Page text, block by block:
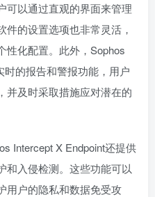
可以通过直观的界面来管理
的设置选项也非常灵活，
性化配置。此外，Sophos
时的报告和警报功能，用户
并及时采取措施应对潜在的
Intercept X Endpoint还提供
和入侵检测。这些功能可以
用户的隐私和数据免受攻